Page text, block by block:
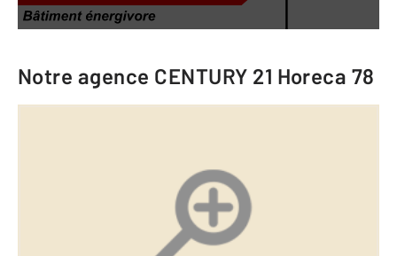
Notre agence CENTURY 21 Horeca 78